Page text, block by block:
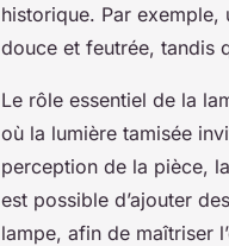
historique. Par exemple,
douce et feutrée, tandis
Le rôle essentiel de la
où la lumière tamisée
perception de la pièce,
est possible d’ajouter
lampe, afin de maîtriser